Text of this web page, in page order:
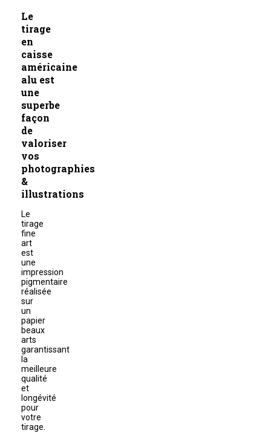
Le
tirage
en
caisse
américaine
alu est
une
superbe
façon
de
valoriser
vos
photographies
&
illustrations
Le
tirage
fine
art
est
une
impression
pigmentaire
réalisée
sur
un
papier
beaux
arts
garantissant
la
meilleure
qualité
et
longévité
pour
votre
tirage.